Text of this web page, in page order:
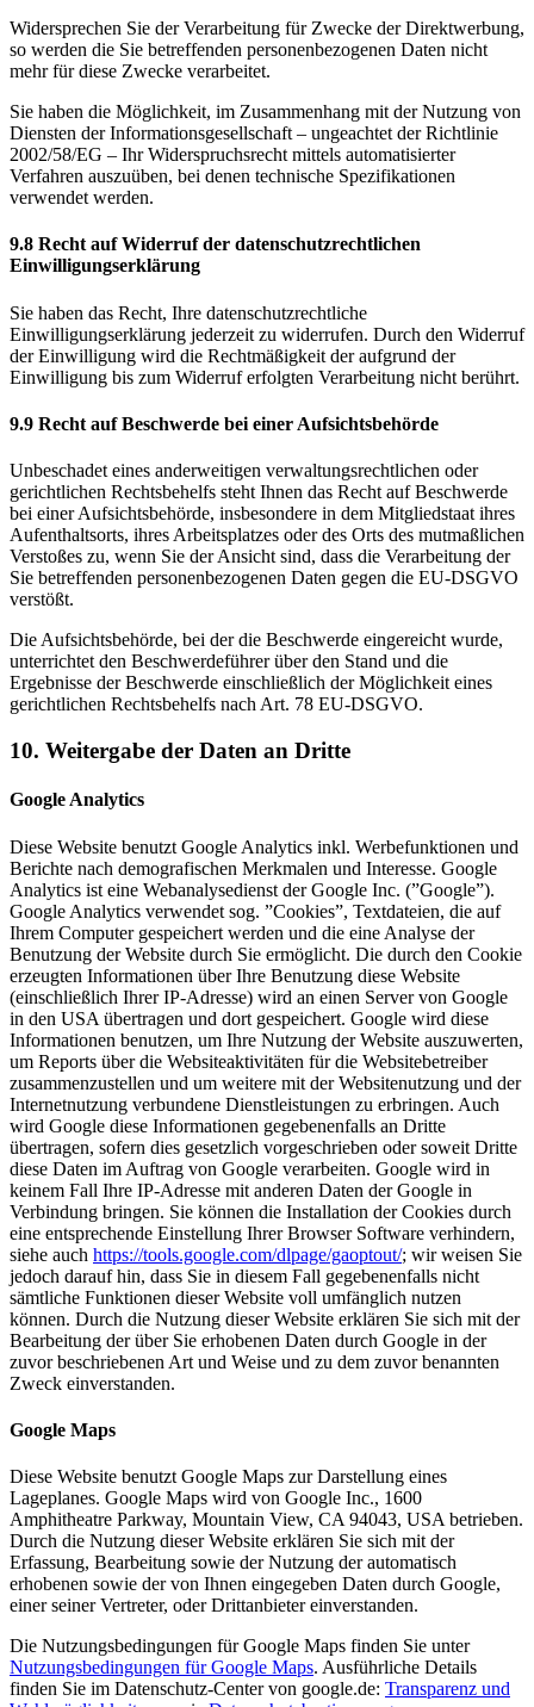
Widersprechen Sie der Verarbeitung für Zwecke der Direktwerbung,
so werden die Sie betreffenden personenbezogenen Daten nicht
mehr für diese Zwecke verarbeitet.
Sie haben die Möglichkeit, im Zusammenhang mit der Nutzung von
Diensten der Informationsgesellschaft – ungeachtet der Richtlinie
2002/58/EG – Ihr Widerspruchsrecht mittels automatisierter
Verfahren auszuüben, bei denen technische Spezifikationen
verwendet werden.
9.8 Recht auf Widerruf der datenschutzrechtlichen
Einwilligungserklärung
Sie haben das Recht, Ihre datenschutzrechtliche
Einwilligungserklärung jederzeit zu widerrufen. Durch den Widerruf
der Einwilligung wird die Rechtmäßigkeit der aufgrund der
Einwilligung bis zum Widerruf erfolgten Verarbeitung nicht berührt.
9.9 Recht auf Beschwerde bei einer Aufsichtsbehörde
Unbeschadet eines anderweitigen verwaltungsrechtlichen oder
gerichtlichen Rechtsbehelfs steht Ihnen das Recht auf Beschwerde
bei einer Aufsichtsbehörde, insbesondere in dem Mitgliedstaat ihres
Aufenthaltsorts, ihres Arbeitsplatzes oder des Orts des mutmaßlichen
Verstoßes zu, wenn Sie der Ansicht sind, dass die Verarbeitung der
Sie betreffenden personenbezogenen Daten gegen die EU-DSGVO
verstößt.
Die Aufsichtsbehörde, bei der die Beschwerde eingereicht wurde,
unterrichtet den Beschwerdeführer über den Stand und die
Ergebnisse der Beschwerde einschließlich der Möglichkeit eines
gerichtlichen Rechtsbehelfs nach Art. 78 EU-DSGVO.
10. Weitergabe der Daten an Dritte
Google Analytics
Diese Website benutzt Google Analytics inkl. Werbefunktionen und
Berichte nach demografischen Merkmalen und Interesse. Google
Analytics ist eine Webanalysedienst der Google Inc. (”Google”).
Google Analytics verwendet sog. ”Cookies”, Textdateien, die auf
Ihrem Computer gespeichert werden und die eine Analyse der
Benutzung der Website durch Sie ermöglicht. Die durch den Cookie
erzeugten Informationen über Ihre Benutzung diese Website
(einschließlich Ihrer IP-Adresse) wird an einen Server von Google
in den USA übertragen und dort gespeichert. Google wird diese
Informationen benutzen, um Ihre Nutzung der Website auszuwerten,
um Reports über die Websiteaktivitäten für die Websitebetreiber
zusammenzustellen und um weitere mit der Websitenutzung und der
Internetnutzung verbundene Dienstleistungen zu erbringen. Auch
wird Google diese Informationen gegebenenfalls an Dritte
übertragen, sofern dies gesetzlich vorgeschrieben oder soweit Dritte
diese Daten im Auftrag von Google verarbeiten. Google wird in
keinem Fall Ihre IP-Adresse mit anderen Daten der Google in
Verbindung bringen. Sie können die Installation der Cookies durch
eine entsprechende Einstellung Ihrer Browser Software verhindern,
siehe auch https://tools.google.com/dlpage/gaoptout/; wir weisen Sie
jedoch darauf hin, dass Sie in diesem Fall gegebenenfalls nicht
sämtliche Funktionen dieser Website voll umfänglich nutzen
können. Durch die Nutzung dieser Website erklären Sie sich mit der
Bearbeitung der über Sie erhobenen Daten durch Google in der
zuvor beschriebenen Art und Weise und zu dem zuvor benannten
Zweck einverstanden.
Google Maps
Diese Website benutzt Google Maps zur Darstellung eines
Lageplanes. Google Maps wird von Google Inc., 1600
Amphitheatre Parkway, Mountain View, CA 94043, USA betrieben.
Durch die Nutzung dieser Website erklären Sie sich mit der
Erfassung, Bearbeitung sowie der Nutzung der automatisch
erhobenen sowie der von Ihnen eingegeben Daten durch Google,
einer seiner Vertreter, oder Drittanbieter einverstanden.
Die Nutzungsbedingungen für Google Maps finden Sie unter
Nutzungsbedingungen für Google Maps. Ausführliche Details
finden Sie im Datenschutz-Center von google.de: Transparenz und